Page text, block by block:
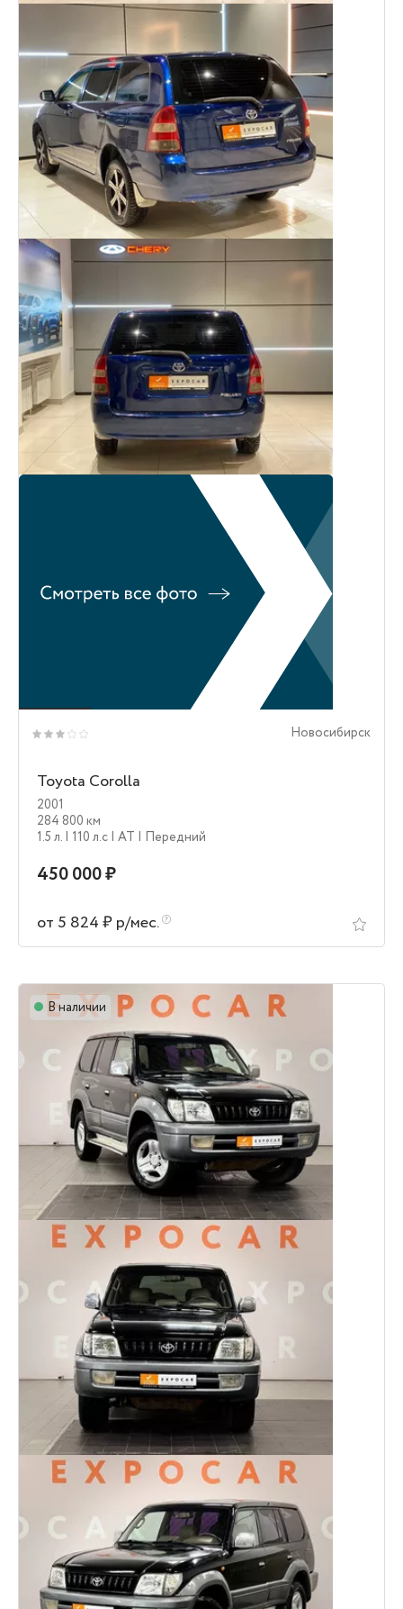
Новосибирск
Toyota Corolla
2001
284 800 км
1.5 л. | 110 л.c | AT | Передний
450 000 ₽
от 5 824 ₽ р/мес.
В наличии